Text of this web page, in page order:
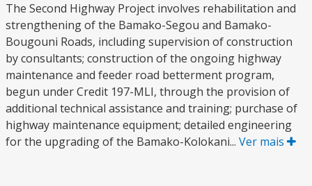
The Second Highway Project involves rehabilitation and
strengthening of the Bamako-Segou and Bamako-
Bougouni Roads, including supervision of construction
by consultants; construction of the ongoing highway
maintenance and feeder road betterment program,
begun under Credit 197-MLI, through the provision of
additional technical assistance and training; purchase of
highway maintenance equipment; detailed engineering
for the upgrading of the Bamako-Kolokani... Ver mais